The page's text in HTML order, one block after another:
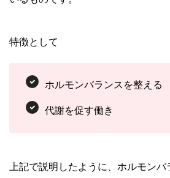
特徴として
ホルモンバランスを整える
代謝を促す働き
上記で説明したように、ホルモン